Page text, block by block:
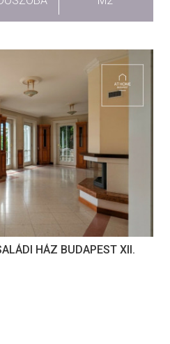
BUDAPEST XII.